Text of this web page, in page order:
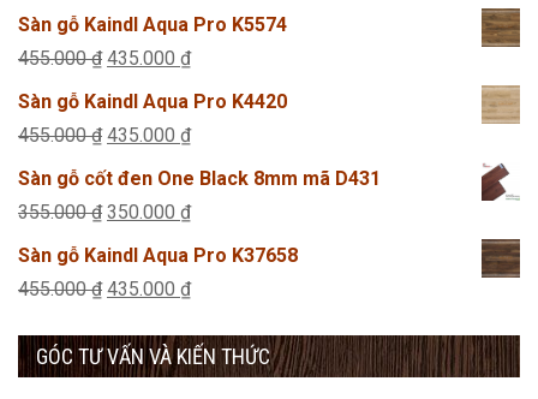
gốc
là:
hiện
tại
435.000 ₫.
Sàn gỗ Kaindl Aqua Pro K5574
455.000₫ Giá
gốc
là:
435.000 ₫Giá
hiện
tại
435.000 ₫.
Sàn gỗ Kaindl Aqua Pro K4420
455.000₫ Giá
gốc
là:
435.000 ₫Giá
hiện
tại
435.000 ₫.
Sàn gỗ cốt đen One Black 8mm mã D431
355.000₫ Giá
gốc
là:
350.000 ₫Giá
hiện
tại
350.000 ₫.
Sàn gỗ Kaindl Aqua Pro K37658
455.000₫ Giá
là:
435.000 ₫Giá
tại
GÓC TƯ VẤN VÀ KIẾN THỨC